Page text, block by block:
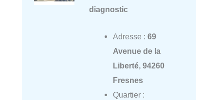
diagnostic
Adresse : 69
Avenue de la
Liberté, 94260
Fresnes
Quartier :